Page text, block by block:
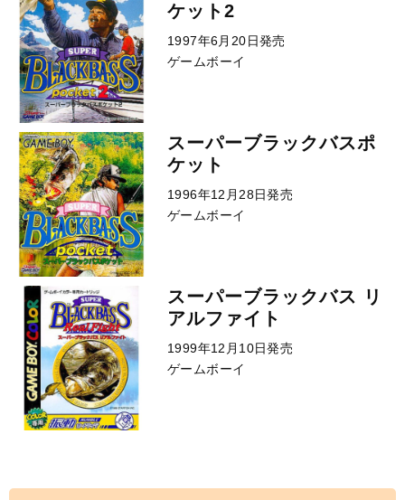
ケット2
1997年6月20日発売
ゲームボーイ
スーパーブラックバスポ
ケット
1996年12月28日発売
ゲームボーイ
スーパーブラックバス リ
アルファイト
1999年12月10日発売
ゲームボーイ